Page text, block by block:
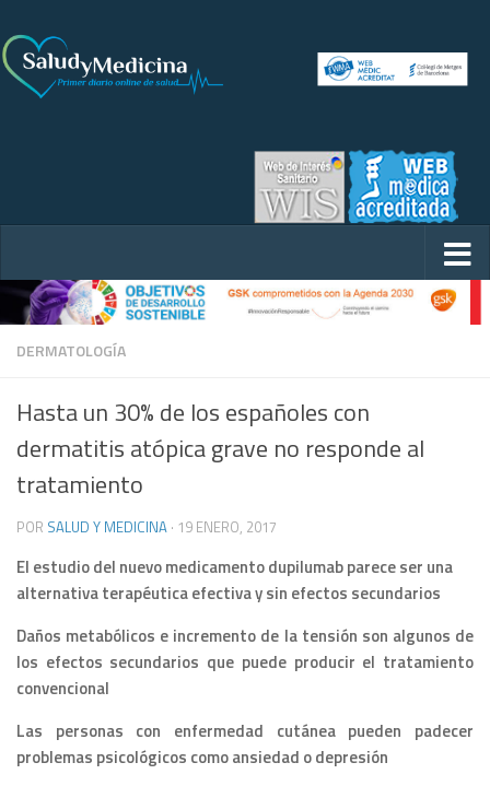
DERMATOLOGÍA
Hasta un 30% de los españoles con
dermatitis atópica grave no responde al
tratamiento
POR SALUD Y MEDICINA · 19 ENERO, 2017
El estudio del nuevo medicamento dupilumab parece ser una
alternativa terapéutica efectiva y sin efectos secundarios
Daños metabólicos e incremento de la tensión son algunos de
los efectos secundarios que puede producir el tratamiento
convencional
Las personas con enfermedad cutánea pueden padecer
problemas psicológicos como ansiedad o depresión